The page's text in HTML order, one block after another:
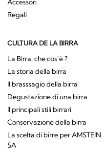
Accessori
Regali
CULTURA DE LA BIRRA
La Birra, che cos’è ?
La storia della birra
Il brasssagio della birra
Degustazione di una birra
Il principali stili birrari
Conservazione della birra
La scelta di birre per AMSTEIN
SA